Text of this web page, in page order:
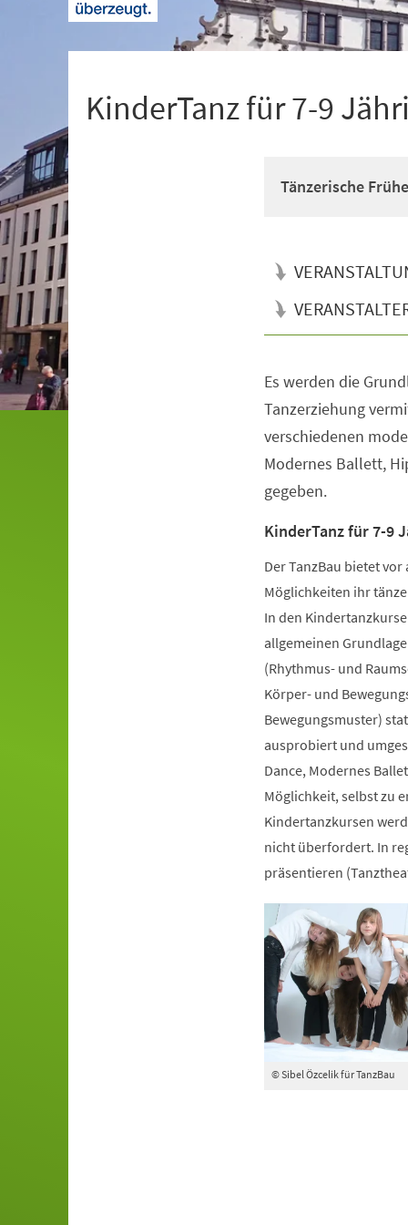
KinderTanz für 7-9
Tänzerische
Es werden die
Tanzerziehung
verschiedenen
Modernes Ballett,
gegeben.
KinderTanz für 7-9
Der TanzBau bietet
Möglichkeiten ihr
In den
allgemeinen
(Rhythmus- und
Körper- und
Bewegungsmuster)
ausprobiert und
Dance, Modernes
Möglichkeit, selbst zu
Kindertanzkursen
nicht überfordert. In
präsentieren
© Sibel Özcelik für TanzBau